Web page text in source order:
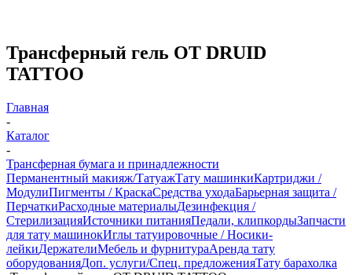
Трансферный гель ОТ DRUID
TATTOO
Главная
-
Каталог
-
Трансферная бумага и принадлежности
Перманентный макияж/ТатуажТату машинкиКартриджи /
МодулиПигменты / КраскаСредства уходаБарьерная защита /
ПерчаткиРасходные материалыДезинфекция /
СтерилизацияИсточники питанияПедали, клипкордыЗапчасти
для тату машинокИглы татуировочные / Носики-
лейкиДержателиМебель и фурнитураАренда тату
оборудованияДоп. услуги/Спец. предложенияТату барахолка